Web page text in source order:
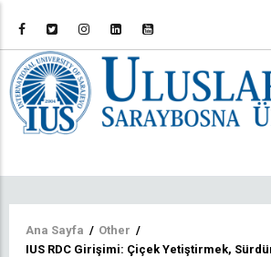
Sayfa
Ana Sayfa / Other /
IUS RDC Girişimi: Çiçek Yetiştirmek,